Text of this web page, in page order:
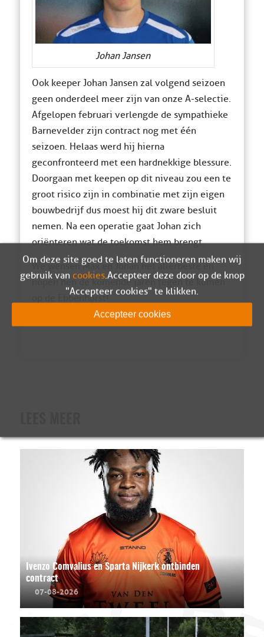
Johan Jansen
Ook keeper Johan Jansen zal volgend seizoen
geen onderdeel meer zijn van onze A-selectie.
Afgelopen februari verlengde de sympathieke
Barnevelder zijn contract nog met één
seizoen. Helaas werd hij hierna
geconfronteerd met een hardnekkige blessure.
Doorgaan met keepen op dit niveau zou een te
groot risico zijn in combinatie met zijn eigen
bouwbedrijf dus moest hij dit zware besluit
nemen. Na een operatie gaat Johan zich
oriënteren wat de toekomst hem brengt.
We wensen Max en Johan het allerbeste en
hopen hen de komende jaren tegen te komen
op de Ebbenhorst!
De Technische Commissie
Ivenzo Comvalius en Sparta Nijkerk ontbinden
contract
07-08-2026
Om deze site goed te laten functioneren maken wij
gebruik van cookies. Accepteer deze door op de knop
"Accepteer cookies" te klikken.
Accepteer cookies